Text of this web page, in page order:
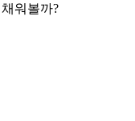
워볼까?